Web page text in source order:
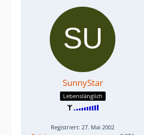
SunnyStar
Lebenslänglich
Registriert: 27. Mai 2002